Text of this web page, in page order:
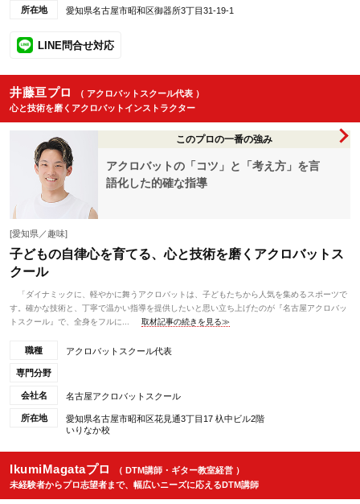
所在地 愛知県名古屋市昭和区御器所3丁目31-19-1
LINE問合せ対応
井藤亘プロ
（ アクロバットスクール代表 ）
心と技術を磨くアクロバットインストラクター
このプロの一番の強み
アクロバットの「コツ」と「考え方」を言
語化した的確な指導
[愛知県／趣味]
子どもの自律心を育てる、心と技術を磨くアクロバットス
クール
「ダイナミックに、軽やかに舞うアクロバットは、子どもたちから人気を集めるスポーツで
す。確かな技術と、丁寧で温かい指導を提供したいと思い立ち上げたのが『名古屋アクロバッ
トスクール』で、全身をフルに...
取材記事の続きを見る≫
職種 アクロバットスクール代表
専門分野
会社名 名古屋アクロバットスクール
所在地
愛知県名古屋市昭和区花見通3丁目17 杁中ビル2階
いりなか校
IkumiMagataプロ
（ DTM講師・ギター教室経営 ）
未経験者からプロ志望者まで、幅広いニーズに応えるDTM講師